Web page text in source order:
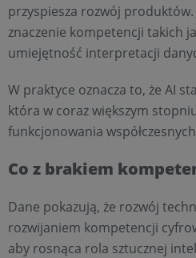
przyspiesza rozwój
znaczenie kompetencji takich
umiejętność interpretacji
W praktyce oznacza to, że AI
która w coraz większym
funkcjonowania
Co z brakiem
Dane pokazują, że rozwój
rozwijaniem kompetencji
aby rosnąca rola sztucznej